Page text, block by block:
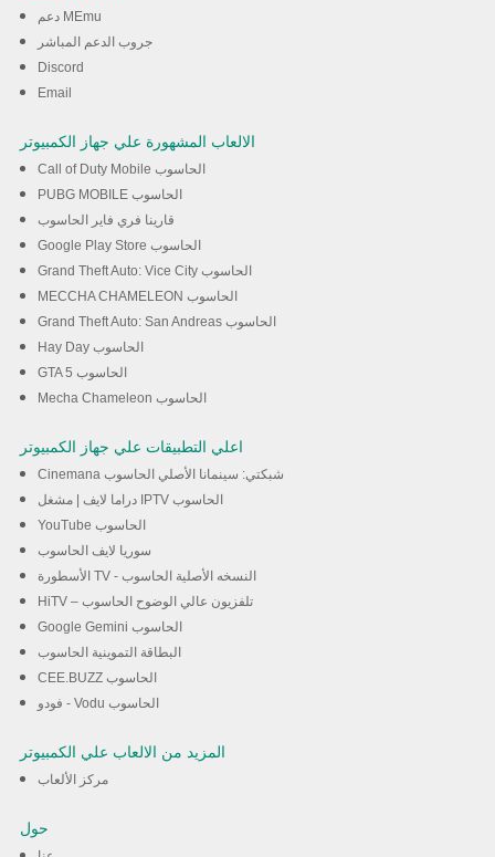
دعم MEmu
جروب الدعم المباشر
Discord
Email
الالعاب المشهورة علي جهاز الكمبيوتر
Call of Duty Mobile الحاسوب
PUBG MOBILE الحاسوب
قارينا فري فاير الحاسوب
Google Play Store الحاسوب
Grand Theft Auto: Vice City الحاسوب
MECCHA CHAMELEON الحاسوب
Grand Theft Auto: San Andreas الحاسوب
Hay Day الحاسوب
GTA 5 الحاسوب
Mecha Chameleon الحاسوب
اعلي التطبيقات علي جهاز الكمبيوتر
Cinemana شبكتي: سينمانا الأصلي الحاسوب
دراما لايف | مشغل IPTV الحاسوب
YouTube الحاسوب
سوريا لايف الحاسوب
الأسطورة TV - النسخه الأصلية الحاسوب
HiTV – تلفزيون عالي الوضوح الحاسوب
Google Gemini الحاسوب
البطاقة التموينية الحاسوب
CEE.BUZZ الحاسوب
فودو - Vodu الحاسوب
المزيد من الالعاب علي الكمبيوتر
مركز الألعاب
حول